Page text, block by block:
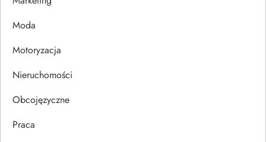
p
i
s
u
Moda
Motoryzacja
Nieruchomości
Obcojęzyczne
Praca